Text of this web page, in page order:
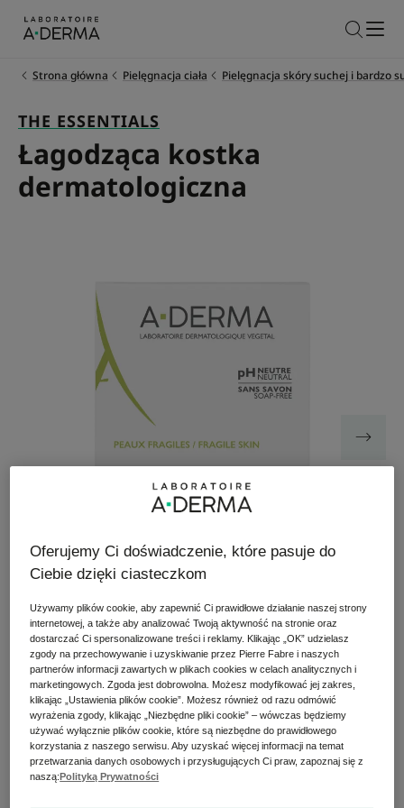
Strona główna Pielęgnacja ciała Pielęgnacja skóry suchej i bardzo
THE ESSENTIALS
Łagodząca kostka
dermatologiczna
Dermatologiczna kostka myjąca do skóry wrażliwej
delikatnie oczyszcza, koi i zmiękcza skórę u 94%*
badanych.
Produkt do mycia w kostce dla delikatnej skóry całej
rodziny. Nie zawiera mydła i substancji zapachowych.
Oferujemy Ci doświadczenie, które pasuje do
Ciebie dzięki ciasteczkom
Używamy plików cookie, aby zapewnić Ci prawidłowe działanie naszej strony
internetowej, a także aby analizować Twoją aktywność na stronie oraz
dostarczać Ci spersonalizowane treści i reklamy. Klikając „OK” udzielasz
zgody na przechowywanie i uzyskiwanie przez Pierre Fabre i naszych
partnerów informacji zawartych w plikach cookies w celach analitycznych i
marketingowych. Zgoda jest dobrowolna. Możesz modyfikować jej zakres,
klikając „Ustawienia plików cookie”. Możesz również od razu odmówić
wyrażenia zgody, klikając „Niezbędne pliki cookie” – wówczas będziemy
używać wyłącznie plików cookie, które są niezbędne do prawidłowego
korzystania z naszego serwisu. Aby uzyskać więcej informacji na temat
przetwarzania danych osobowych i przysługujących Ci praw, zapoznaj się z
naszą: Polityką Prywatności